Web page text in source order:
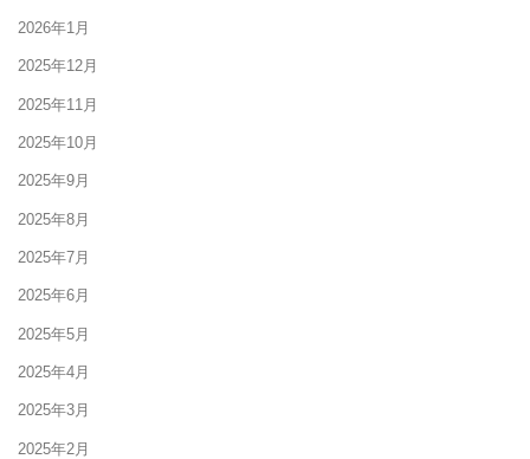
2026年1月
2025年12月
2025年11月
2025年10月
2025年9月
2025年8月
2025年7月
2025年6月
2025年5月
2025年4月
2025年3月
2025年2月